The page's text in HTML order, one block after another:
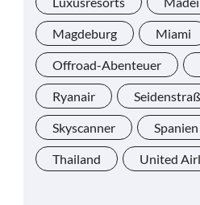
Magdeburg Miami
Offroad-Abenteuer
Ryanair
Skyscanner Spanien
Thailand United